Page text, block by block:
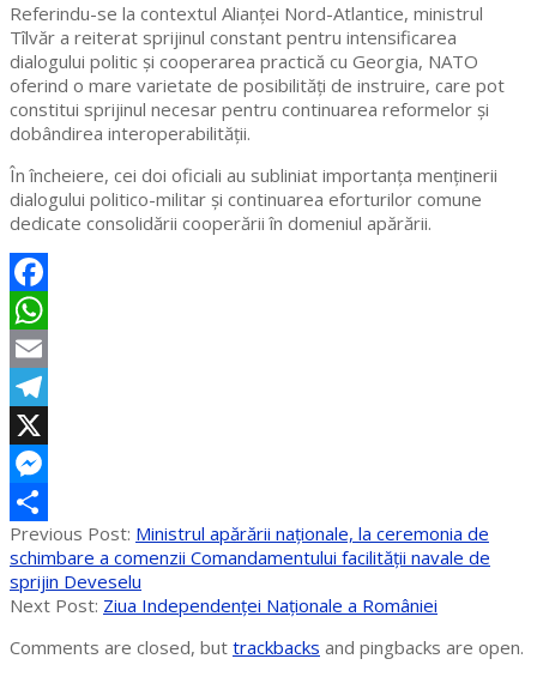
Referindu-se la contextul Alianței Nord-Atlantice, ministrul
Tîlvăr a reiterat sprijinul constant pentru intensificarea
dialogului politic şi cooperarea practică cu Georgia, NATO
oferind o mare varietate de posibilități de instruire, care pot
constitui sprijinul necesar pentru continuarea reformelor şi
dobândirea interoperabilității.
În încheiere, cei doi oficiali au subliniat importanța menținerii
dialogului politico-militar şi continuarea eforturilor comune
dedicate consolidării cooperării în domeniul apărării.
Facebook
WhatsApp
Email
Telegram
X
Messenger
Partajează
2024-
05-
08
Previous Post: Ministrul apărării naționale, la ceremonia de
schimbare a comenzii Comandamentului facilității navale de
sprijin Deveselu
Next Post: Ziua Independenței Naționale a României
Comments are closed, but trackbacks and pingbacks are open.